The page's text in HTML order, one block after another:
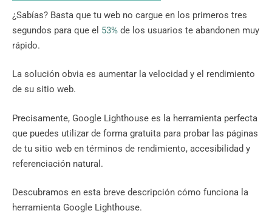
¿Sabías? Basta que tu web no cargue en los primeros tres
segundos para que el 53% de los usuarios te abandonen muy
rápido.
La solución obvia es aumentar la velocidad y el rendimiento
de su sitio web.
Precisamente, Google Lighthouse es la herramienta perfecta
que puedes utilizar de forma gratuita para probar las páginas
de tu sitio web en términos de rendimiento, accesibilidad y
referenciación natural.
Descubramos en esta breve descripción cómo funciona la
herramienta Google Lighthouse.